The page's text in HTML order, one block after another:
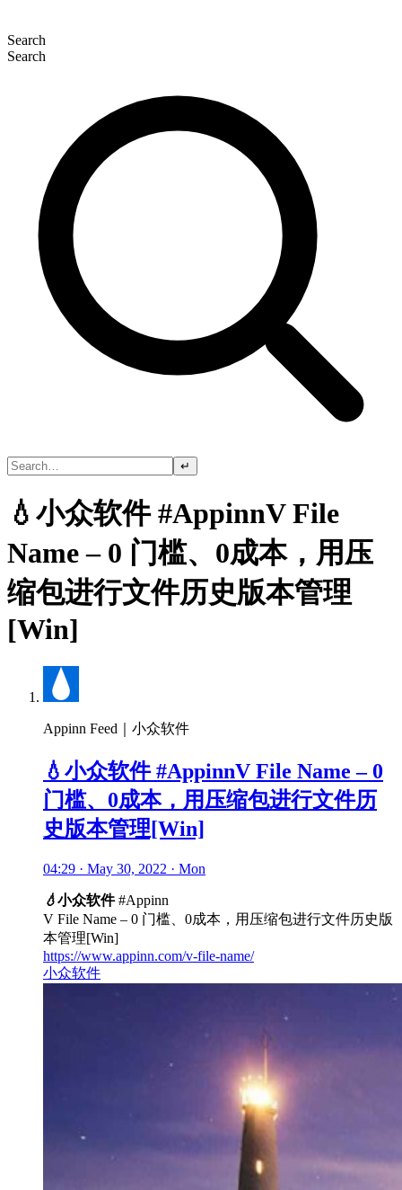
Search
Search
↵
💧小众软件 #AppinnV File
Name – 0 门槛、0成本，用压
缩包进行文件历史版本管理
[Win]
Appinn Feed｜小众软件
💧小众软件 #AppinnV File Name – 0
门槛、0成本，用压缩包进行文件历
史版本管理[Win]
04:29 · May 30, 2022 · Mon
💧小众软件#Appinn
V File Name – 0 门槛、0成本，用压缩包进行文件历史版
本管理[Win]
https://www.appinn.com/v-file-name/
小众软件